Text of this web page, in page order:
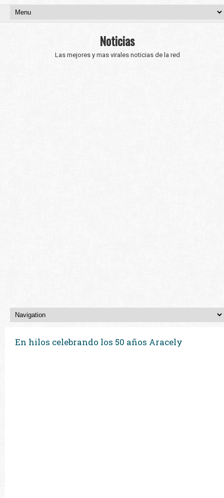
Noticias
Las mejores y mas virales noticias de la red
En hilos celebrando los 50 años Aracely